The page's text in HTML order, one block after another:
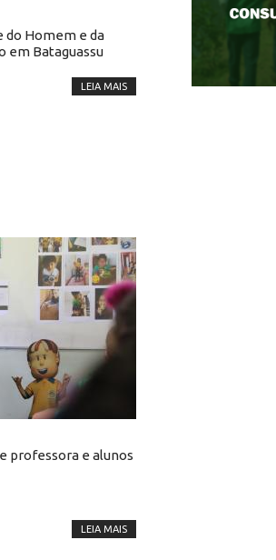
do Homem e da
em Bataguassu
LEIA MAIS
professora e alunos
LEIA MAIS